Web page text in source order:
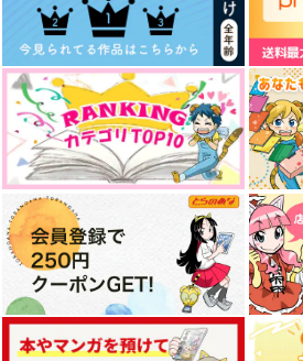
作品詳細 作品詳細
petits fours
SU56
0+1
shiro5o